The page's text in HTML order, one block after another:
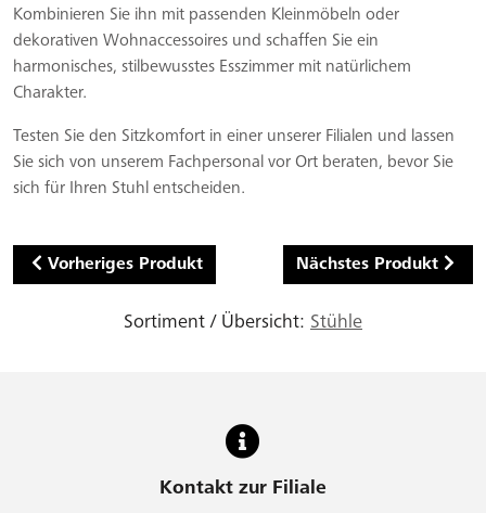
Kombinieren Sie ihn mit passenden Kleinmöbeln oder
dekorativen Wohnaccessoires und schaffen Sie ein
harmonisches, stilbewusstes Esszimmer mit natürlichem
Charakter.
Testen Sie den Sitzkomfort in einer unserer Filialen und lassen
Sie sich von unserem Fachpersonal vor Ort beraten, bevor Sie
sich für Ihren Stuhl entscheiden.
Vorheriges Produkt Nächstes Produkt
Sortiment / Übersicht: Stühle
Kontakt zur Filiale